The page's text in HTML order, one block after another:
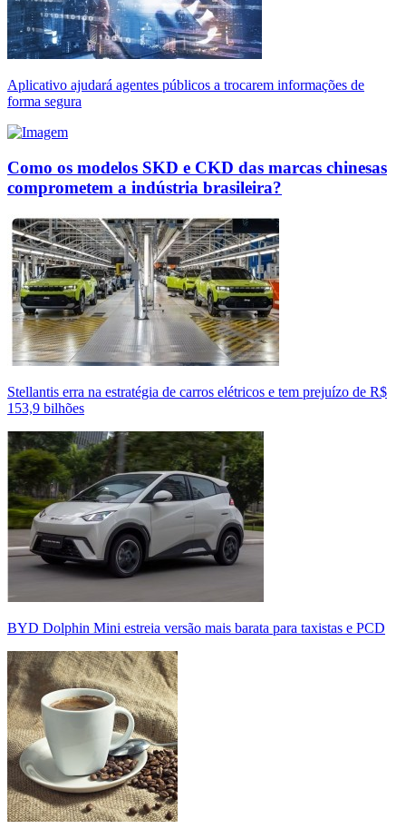
Aplicativo ajudará agentes públicos a trocarem informações de
forma segura
Como os modelos SKD e CKD das marcas chinesas
comprometem a indústria brasileira?
Stellantis erra na estratégia de carros elétricos e tem prejuízo de R$
153,9 bilhões
BYD Dolphin Mini estreia versão mais barata para taxistas e PCD